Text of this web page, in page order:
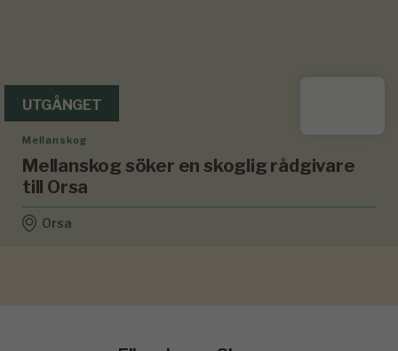
UTGÅNGET
Mellanskog
Mellanskog söker en skoglig rådgivare
till Orsa
Orsa